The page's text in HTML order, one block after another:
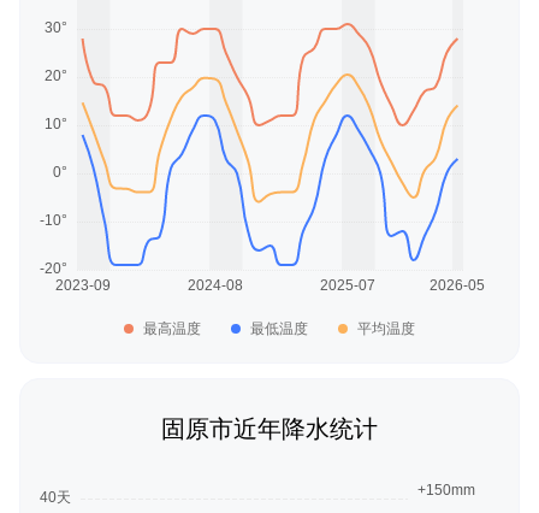
最高温度 最低温度 平均温度
固原市近年降水统计